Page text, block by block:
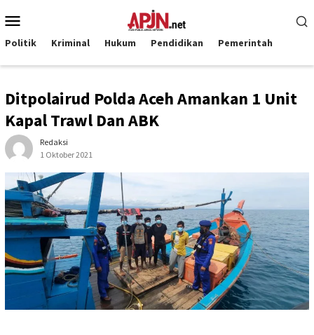
ke
kontenMobile
Politik Kriminal Hukum Pendidikan Pemerintah
Ditpolairud Polda Aceh Amankan 1 Unit
Kapal Trawl Dan ABK
Redaksi
1 Oktober 2021